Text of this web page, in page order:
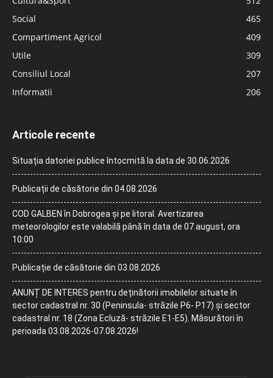
Social
465
Compartiment Agricol
409
Utile
309
Consiliul Local
207
Informatii
206
Articole recente
Situația datoriei publice întocmită la data de 30.06.2026
Publicații de căsătorie din 04.08.2026
COD GALBEN în Dobrogea și pe litoral. Avertizarea
meteorologilor este valabilă până în data de 07 august, ora
10:00
Publicație de căsătorie din 03.08.2026
ANUNȚ DE INTERES pentru deținătorii imobilelor situate în
sector cadastral nr. 30 (Peninsula- străzile P6- P17) și sector
cadastral nr. 18 (Zona Ecluză- străzile E1-E5). Măsurători în
perioada 03.08.2026-07.08.2026!